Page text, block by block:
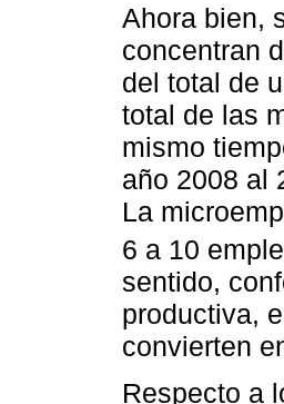
Ahora bien,
concentran
del total de
total de las
mismo
año 2008 al
La
6 a 10
sentido,
productiva,
convierten
Respecto a